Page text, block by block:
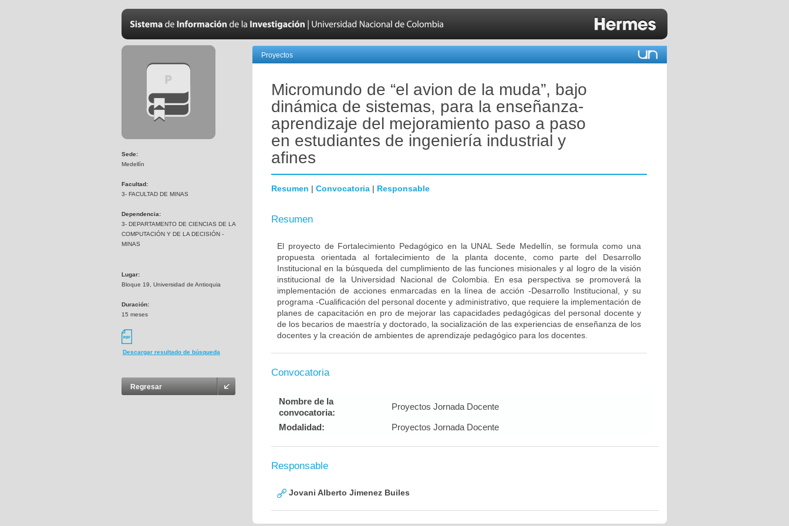
Sede:
Medellín
Facultad:
3- FACULTAD DE MINAS
Dependencia:
3- DEPARTAMENTO DE CIENCIAS DE LA
COMPUTACIÓN Y DE LA DECISIÓN -
MINAS
Lugar:
Bloque 19, Universidad de Antioquia
Duración:
15 meses
Descargar resultado de búsqueda
Regresar
Proyectos
Micromundo de “el avion de la muda”, bajo
dinámica de sistemas, para la enseñanza-
aprendizaje del mejoramiento paso a paso
en estudiantes de ingeniería industrial y
afines
Resumen | Convocatoria | Responsable
Resumen
El proyecto de Fortalecimiento Pedagógico en la UNAL Sede Medellín, se formula como una
propuesta orientada al fortalecimiento de la planta docente, como parte del Desarrollo
Institucional en la búsqueda del cumplimiento de las funciones misionales y al logro de la visión
institucional de la Universidad Nacional de Colombia. En esa perspectiva se promoverá la
implementación de acciones enmarcadas en la línea de acción -Desarrollo Institucional, y su
programa -Cualificación del personal docente y administrativo, que requiere la implementación de
planes de capacitación en pro de mejorar las capacidades pedagógicas del personal docente y
de los becarios de maestría y doctorado, la socialización de las experiencias de enseñanza de los
docentes y la creación de ambientes de aprendizaje pedagógico para los docentes.
Convocatoria
Nombre de la
convocatoria:
Proyectos Jornada Docente
Modalidad: Proyectos Jornada Docente
Responsable
Jovani Alberto Jimenez Builes